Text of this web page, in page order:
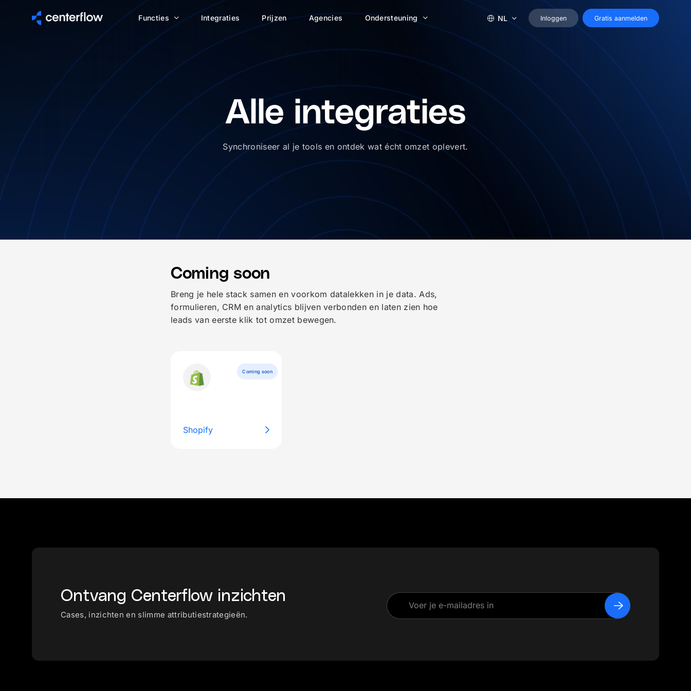
Functies Integraties Prijzen Agencies Ondersteuning NL Inloggen Gratis aanmelden
Alle integraties
Synchroniseer al je tools en ontdek wat écht omzet oplevert.
Coming soon
Breng je hele stack samen en voorkom datalekken in je data. Ads,
formulieren, CRM en analytics blijven verbonden en laten zien hoe
leads van eerste klik tot omzet bewegen.
Coming soon
Shopify
Ontvang Centerflow inzichten
Cases, inzichten en slimme attributiestrategieën.